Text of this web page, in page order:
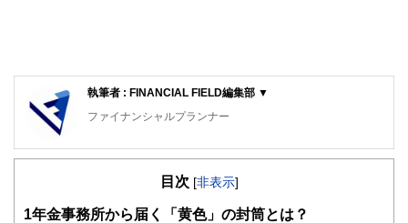
執筆者 : FINANCIAL FIELD編集部 ▼
ファイナンシャルプランナー
FinancialField編集部は、金融、経済に関する記事を、日々
知識がない方でも理解できるようわかりやすく発信していま
目次 [非表示]
1 年金事務所から届く「黄色」の封筒とは？